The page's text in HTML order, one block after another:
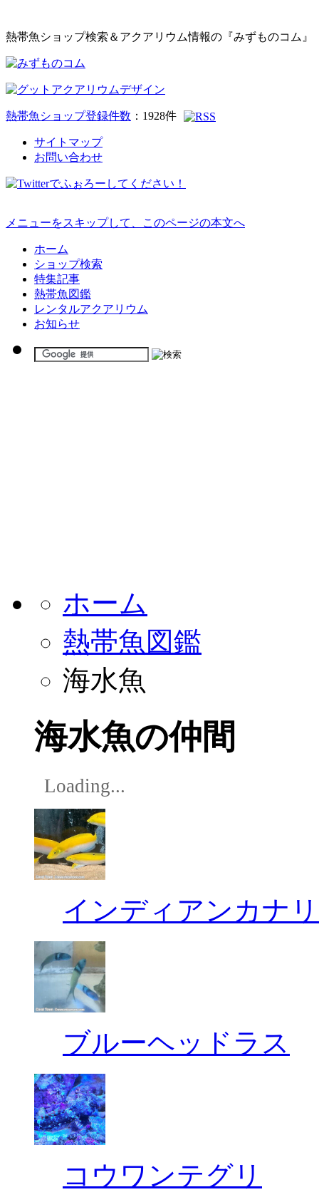
熱帯魚ショップ検索＆アクアリウム情報の『みずものコム』
熱帯魚ショップ登録件数 ： 1928件
サイトマップ
お問い合わせ
メニューをスキップして、このページの本文へ
ホーム
ショップ検索
特集記事
熱帯魚図鑑
レンタルアクアリウム
お知らせ
ホーム
熱帯魚図鑑
海水魚
海水魚の仲間
Loading...
インディアンカナ
ブルーヘッドラス
コウワンテグリ